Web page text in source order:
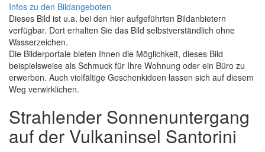
Infos zu den Bildangeboten
Dieses Bild ist u.a. bei den hier aufgeführten Bildanbietern
verfügbar. Dort erhalten Sie das Bild selbstverständlich ohne
Wasserzeichen.
Die Bilderportale bieten Ihnen die Möglichkeit, dieses Bild
beispielsweise als Schmuck für Ihre Wohnung oder ein Büro zu
erwerben. Auch vielfältige Geschenkideen lassen sich auf diesem
Weg verwirklichen.
Strahlender Sonnenuntergang
auf der Vulkaninsel Santorini